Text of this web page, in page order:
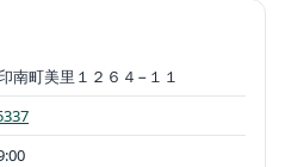
南町美里１２６４−１１